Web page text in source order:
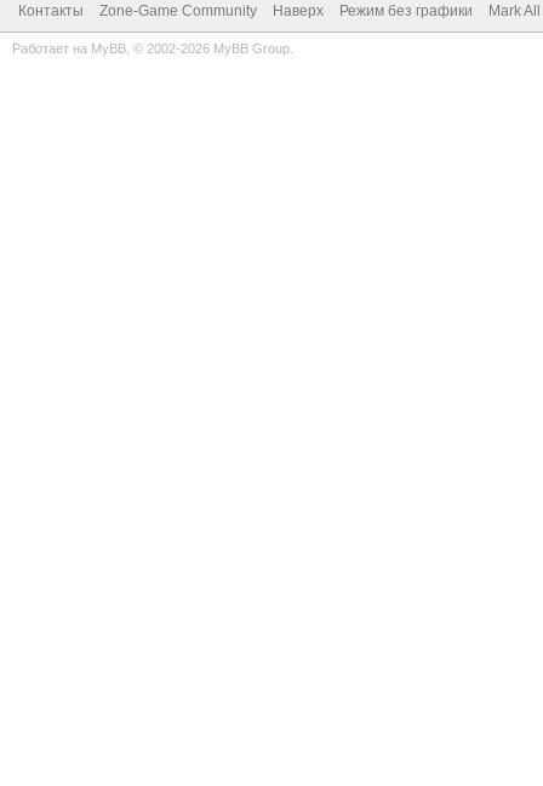
Контакты Zone-Game Community Наверх Режим без графики Mark
Работает на MyBB , © 2002-2026 MyBB Group